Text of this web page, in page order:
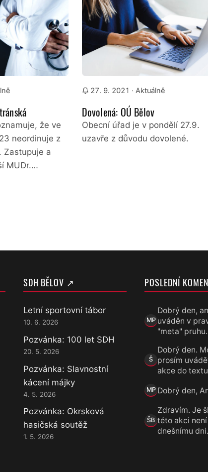
že ve
neordinuje z
Zastupuje a
MUDr.…
27. 9. 2021 · Aktuálně
Dovolená: OÚ Bělov
Obecní úřad je v pondělí 27.9.
uzavře z důvodu dovolené.
SDH BĚLOV ↗
Letní sportovní tábor
10. 6. 2026
Pozvánka: 100 let SDH
20. 5. 2026
Pozvánka: Slavnostní
kácení májky
4. 5. 2026
Pozvánka: Okrsková
hasičská soutěž
1. 5. 2026
POSLEDNÍ
MP
Marek Přecechtěl
Dobrý den,
uváděn v
"meta"
Š
Šárka
Dobrý den.
prosím
akce do
MP
Marek Přecechtěl
Dobrý den,
ŠB
Šárka B.
Zdravím. Je
této akci
dnešnímu